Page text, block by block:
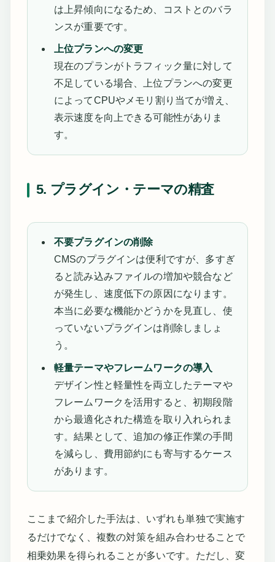
は上昇傾向になるため、コストとのバラ
ンスが重要です。
上位プランへの変更
現在のプランがトラフィック量に対して
不足している場合、上位プランへの変更
によってCPUやメモリ割り当てが増え、
表示速度を向上できる可能性がありま
す。
5. プラグイン・テーマの精査
不要プラグインの削除
CMSのプラグインは便利ですが、多すぎ
ると読み込みファイルの増加や競合など
が発生し、速度低下の原因になります。
本当に必要な機能かどうかを見直し、使
っていないプラグインは削除しましょ
う。
軽量テーマやフレームワークの導入
デザイン性と軽量性を両立したテーマや
フレームワークを活用すると、初期段階
から最適化された構造を取り入れられま
す。結果として、追加の修正作業の手間
を減らし、費用節約にも寄与するケース
があります。
ここまで紹介した手法は、いずれも単独で実施す
るだけでなく、複数の対策を組み合わせることで
相乗効果を得られることが多いです。ただし、変